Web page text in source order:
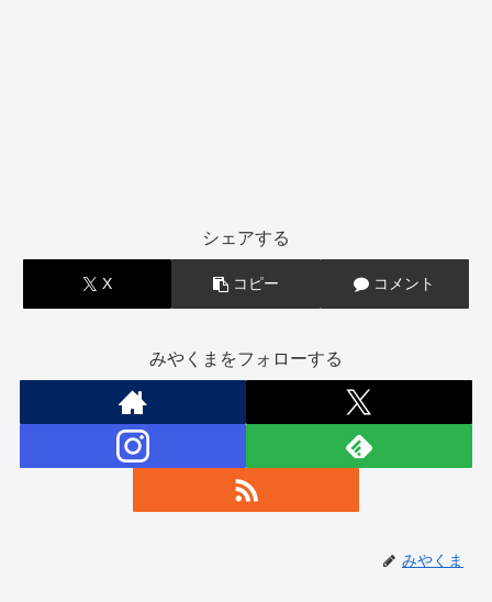
シェアする
X コピー コメント
みやくまをフォローする
みやくま